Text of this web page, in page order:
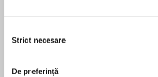
consimțământului
Strict necesare
De preferință
Traducere de Mariana Bărbulescu